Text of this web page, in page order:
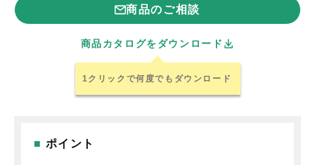
商品のご相談
商品カタログをダウンロード
1クリックで何度でもダウンロード
ポイント